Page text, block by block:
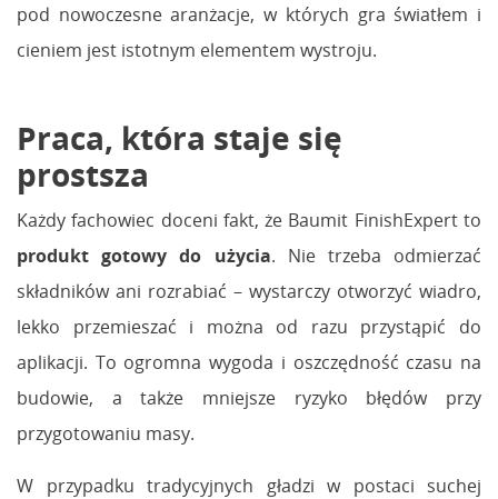
pod nowoczesne aranżacje, w których gra światłem i
cieniem jest istotnym elementem wystroju.
Praca, która staje się
prostsza
Każdy fachowiec doceni fakt, że Baumit FinishExpert to
produkt gotowy do użycia. Nie trzeba odmierzać
składników ani rozrabiać – wystarczy otworzyć wiadro,
lekko przemieszać i można od razu przystąpić do
aplikacji. To ogromna wygoda i oszczędność czasu na
budowie, a także mniejsze ryzyko błędów przy
przygotowaniu masy.
W przypadku tradycyjnych gładzi w postaci suchej